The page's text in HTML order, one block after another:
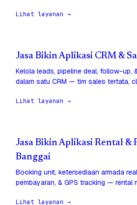
Lihat layanan →
Jasa Bikin Aplikasi CRM &
Kelola leads, pipeline deal, follow-up,
dalam satu CRM — tim sales tertata,
Lihat layanan →
Jasa Bikin Aplikasi Rental &
Banggai
Booking unit, ketersediaan armada
pembayaran, & GPS tracking — rental
Lihat layanan →